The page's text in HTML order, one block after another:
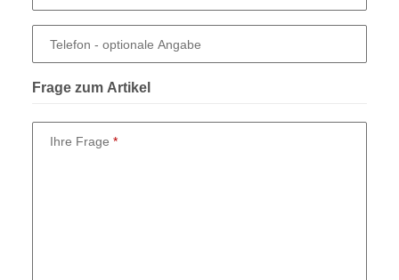
Telefon - optionale Angabe
Frage zum Artikel
Ihre Frage